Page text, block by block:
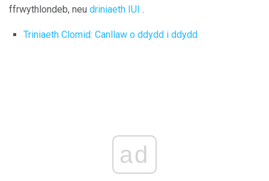
ffrwythlondeb, neu driniaeth IUI .
Triniaeth Clomid: Canllaw o ddydd i ddydd
ad